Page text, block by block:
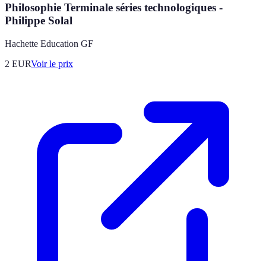
Philosophie Terminale séries technologiques -
Philippe Solal
Hachette Education GF
2 EURVoir le prix